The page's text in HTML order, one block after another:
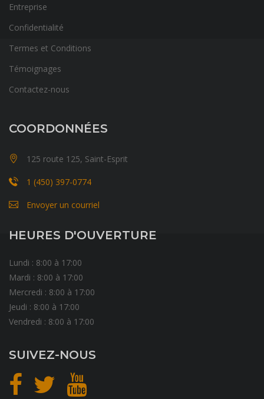
Entreprise
Confidentialité
Termes et Conditions
Témoignages
Contactez-nous
COORDONNÉES
125 route 125, Saint-Esprit
1 (450) 397-0774
Envoyer un courriel
HEURES D'OUVERTURE
Lundi : 8:00 à 17:00
Mardi : 8:00 à 17:00
Mercredi : 8:00 à 17:00
Jeudi : 8:00 à 17:00
Vendredi : 8:00 à 17:00
SUIVEZ-NOUS